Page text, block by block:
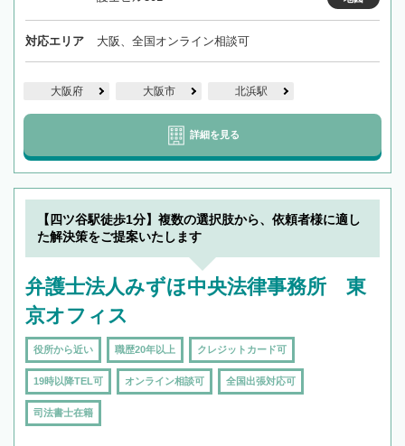
対応エリア 大阪、全国オンライン相談可
大阪府 大阪市 北浜駅
詳細を見る
【四ツ谷駅徒歩1分】複数の選択肢から、依頼者様に適し
た解決策をご提案いたします
弁護士法人みずほ中央法律事務所 東
京オフィス
役所から近い 職歴20年以上 クレジットカード可
19時以降TEL可 オンライン相談可 全国出張対応可
司法書士在籍